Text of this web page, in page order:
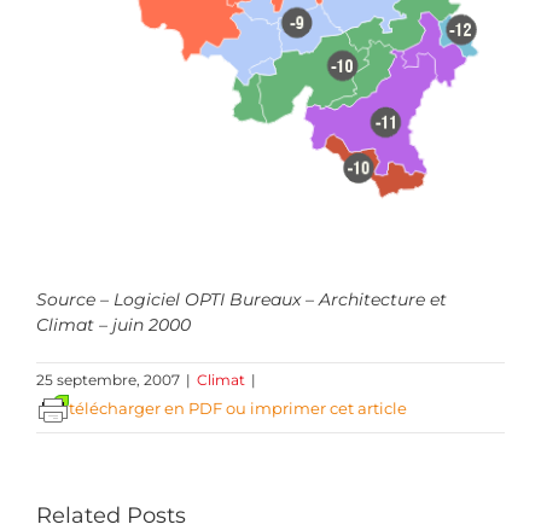
Source – Logiciel OPTI Bureaux – Architecture et
Climat – juin 2000
25 septembre, 2007 | Climat |
télécharger en PDF ou imprimer cet article
Related Posts